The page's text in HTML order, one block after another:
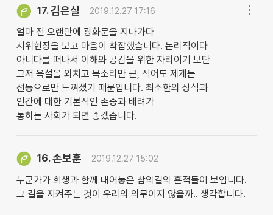
17.김은실 2019.12.27 17:16
얼마 전 오랜만에 광화문을 지나가다
시위현장을 보고 마음이 착잡했습니다. 논리적이다
아니다를 떠나서 이해와 공감을 위한 자리이기 보단
그저 욕설을 외치고 목소리만 큰, 적어도 제게는
선동으로만 느껴졌기 때문입니다. 최소한의 상식과
인간에 대한 기본적인 존중과 배려가
통하는 사회가 되면 좋겠습니다.
16.손보훈 2019.12.27 15:02
누군가가 희생과 함께 내어놓은 참의길의 흔적들이 보입니다.
그 길을 지켜주는 것이 우리의 의무이지 않을까.. 생각합니다.